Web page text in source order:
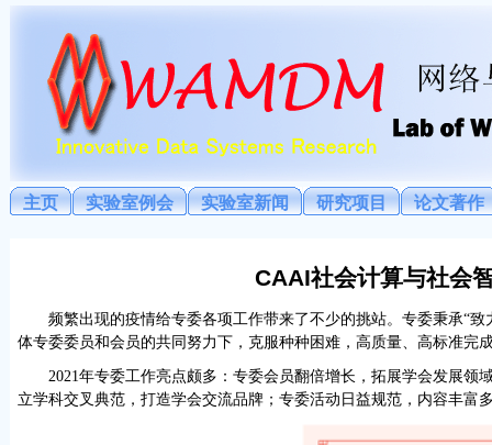
主页 实验室例会 实验室新闻 研究项目 论文著作
CAAI社会计算与社会
频繁出现的疫情给专委各项工作带来了不少的挑站。专委秉承“
体专委委员和会员的共同努力下，克服种种困难，高质量、高标准
2021年专委工作亮点颇多：专委会员翻倍增长，拓展学会发展领
立学科交叉典范，打造学会交流品牌；专委活动日益规范，内容丰富